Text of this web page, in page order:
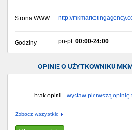
Strona WWW http://
Godziny pn-pt: 00:00-24:00
OPINIE O UŻYTKOWNIKU
brak opinii - wystaw pierwszą opinię
Zobacz wszystkie